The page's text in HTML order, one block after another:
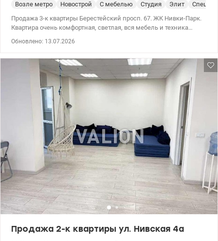
Возле метро Новострой С мебелью Студия Элит
Продажа 3-к квартиры Берестейский просп. 67. ЖК Нивки-Парк.
Квартира очень комфортная, светлая, вся мебель и техника
valion.ua/1151403
Обновлено: 13.07.2026
Продажа 2-к квартиры ул. Нивская 4а